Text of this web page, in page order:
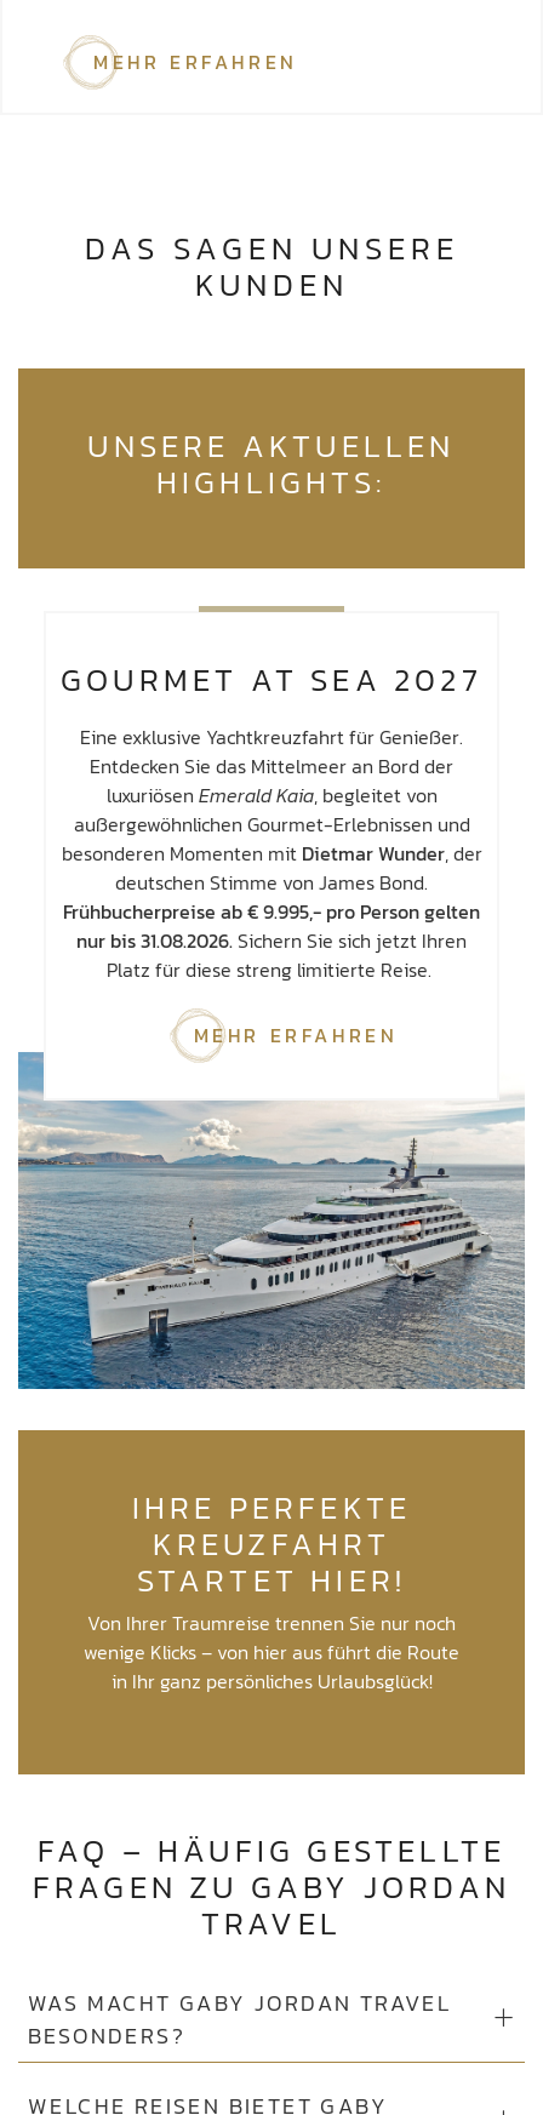
MEHR ERFAHREN
DAS SAGEN UNSERE
KUNDEN
UNSERE AKTUELLEN
HIGHLIGHTS:
GOURMET AT SEA 2027
Eine exklusive Yachtkreuzfahrt für Genießer.
Entdecken Sie das Mittelmeer an Bord der
luxuriösen Emerald Kaia, begleitet von
außergewöhnlichen Gourmet-Erlebnissen und
besonderen Momenten mit Dietmar Wunder, der
deutschen Stimme von James Bond.
Frühbucherpreise ab € 9.995,- pro Person gelten
nur bis 31.08.2026.Sichern Sie sich jetzt Ihren
Platz für diese streng limitierte Reise.
MEHR ERFAHREN
IHRE PERFEKTE
KREUZFAHRT
STARTET HIER!
Von Ihrer Traumreise trennen Sie nur noch
wenige Klicks – von hier aus führt die Route
in Ihr ganz persönliches Urlaubsglück!
FAQ – HÄUFIG GESTELLTE
FRAGEN ZU GABY JORDAN
TRAVEL
WAS MACHT GABY JORDAN TRAVEL
BESONDERS?
WELCHE REISEN BIETET GABY